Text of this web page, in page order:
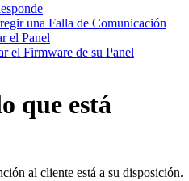
una Falla de Comunicación
el Panel
el Firmware de su Panel
que está
al cliente está a su disposición.